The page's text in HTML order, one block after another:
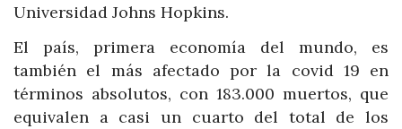
Universidad Johns Hopkins.
El país, primera economía del mundo, es
también el más afectado por la covid 19 en
términos absolutos, con 183.000 muertos, que
equivalen a casi un cuarto del total de los